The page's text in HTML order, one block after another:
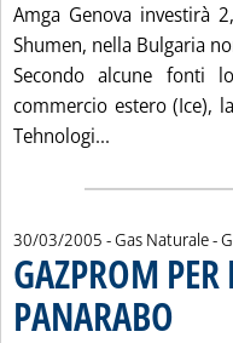
Amga Genova investirà
Shumen, nella Bulgaria
Secondo alcune fonti
commercio estero (Ice),
Tehnologi...
30/03/2005 - Gas Naturale -
GAZPROM
PANARABO